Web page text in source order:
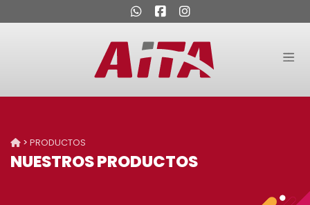
> PRODUCTOS
NUESTROS PRODUCTOS